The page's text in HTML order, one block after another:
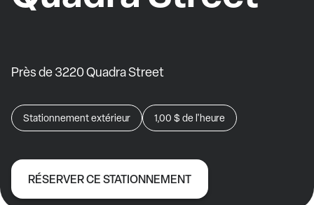
Près de 3220 Quadra Street
Stationnement extérieur 1,00 $ de l'heure
RÉSERVER CE STATIONNEMENT